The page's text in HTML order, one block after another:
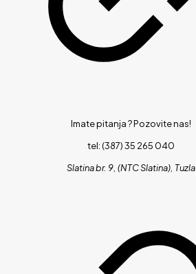
Imate pitanja ?Pozovite nas!
tel: (387) 35 265 040
Slatina br. 9, (NTC Slatina), Tuzla